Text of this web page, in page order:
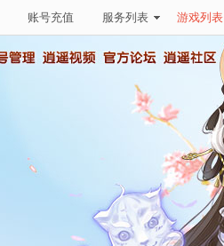
账号充值 服务列表 游戏列表